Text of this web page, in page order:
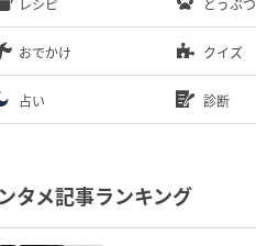
レシピ どうぶつ
おでかけ クイズ
占い 診断
タメ記事ランキング